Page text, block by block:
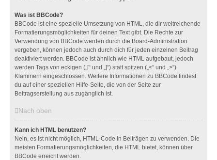
Was ist BBCode?
BBCode ist eine spezielle Umsetzung von HTML, die dir weitreichende
Formatierungsmöglichkeiten für deinen Text gibt. Die Rechte zur
Verwendung von BBCode werden durch die Board-Administration
vergeben, können jedoch auch durch dich für jeden einzelnen Beitrag
deaktiviert werden. BBCode ist ähnlich wie HTML aufgebaut, jedoch
werden Tags von eckigen („[“ und „]“) statt spitzen („<“ und „>“)
Klammern eingeschlossen. Weitere Informationen zu BBCode findest
du auf einer speziellen Hilfe-Seite, die von der Seite zur
Beitragserstellung aus zugänglich ist.
Nach oben
Kann ich HTML benutzen?
Nein, es ist nicht möglich, HTML-Code in Beiträgen zu verwenden. Die
meisten Formatierungsmöglichkeiten, die HTML bietet, können über
BBCode erreicht werden.